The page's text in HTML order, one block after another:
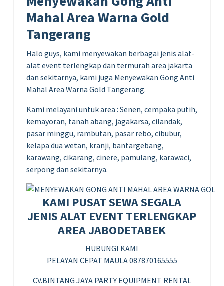
Mahal Area Warna Gold
Tangerang
Halo guys, kami menyewakan berbagai jenis alat-
alat event terlengkap dan termurah area jakarta
dan sekitarnya, kami juga Menyewakan Gong Anti
Mahal Area Warna Gold Tangerang.
Kami melayani untuk area : Senen, cempaka putih,
kemayoran, tanah abang, jagakarsa, cilandak,
pasar minggu, rambutan, pasar rebo, cibubur,
kelapa dua wetan, kranji, bantargebang,
karawang, cikarang, cinere, pamulang, karawaci,
serpong dan sekitarnya.
KAMI PUSAT SEWA SEGALA
JENIS ALAT EVENT TERLENGKAP
AREA JABODETABEK
HUBUNGI KAMI
PELAYAN CEPAT MAULA 087870165555
CV.BINTANG JAYA PARTY EQUIPMENT RENTAL